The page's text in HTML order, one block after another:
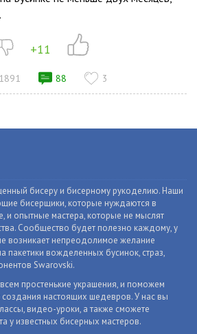
+11
1891 88 3
бисеру и бисерному рукоделию. Наши
бисерщики, которые нуждаются в
и опытные мастера, которые не мыслят
Сообщество будет полезно каждому, у
возникает непреодолимое желание
пакетики вожделенных бусинок, страз,
Swarovski.
простенькие украшения, и поможем
создания настоящих шедевров. У нас вы
видео-уроки, а также сможете
у известных бисерных мастеров.